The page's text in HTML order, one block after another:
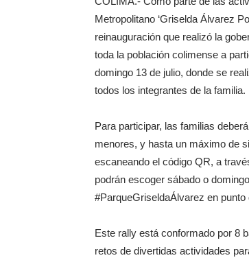
Metropolitano ‘Griselda Álvarez
reinauguración que realizó la
toda la población colimense a
domingo 13 de julio, donde se
todos los integrantes de la familia.
Para participar, las familias
menores, y hasta un máximo de
escaneando el código QR, a
podrán escoger sábado o
#ParqueGriseldaÁlvarez en punto
Este rally está conformado por 8
retos de divertidas actividades